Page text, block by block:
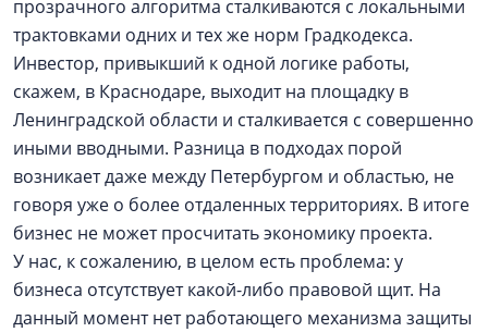
прозрачного алгоритма сталкиваются с локальными
трактовками одних и тех же норм Градкодекса.
Инвестор, привыкший к одной логике работы,
скажем, в Краснодаре, выходит на площадку в
Ленинградской области и сталкивается с совершенно
иными вводными. Разница в подходах порой
возникает даже между Петербургом и областью, не
говоря уже о более отдаленных территориях. В итоге
бизнес не может просчитать экономику проекта.
У нас, к сожалению, в целом есть проблема: у
бизнеса отсутствует какой-либо правовой щит. На
данный момент нет работающего механизма защиты